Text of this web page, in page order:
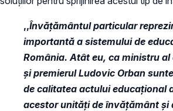
,,Învățământul particular
importantă a sistemului de
România. Atât eu, ca ministru
și premierul Ludovic Orban
de calitatea actului educațional
acestor unități de învățământ și